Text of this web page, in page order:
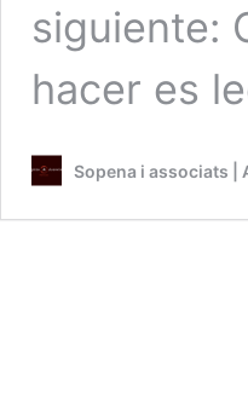
siguiente:
hacer es
Sopena i associats |